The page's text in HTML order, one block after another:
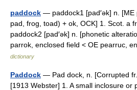
paddock — paddock1 [pad′ək] n.
pad, frog, toad) + ok, OCK] 1. Scot. a
paddock2 [pad′ək] n. [phonetic
parrok, enclosed field < OE pearruc,
dictionary
Paddock — Pad dock, n. [Corrupted
[1913 Webster] 1. A small inclosure or